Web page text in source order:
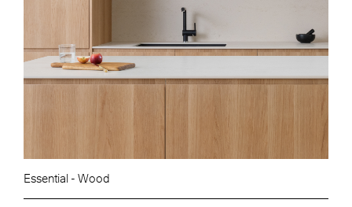
Essential - Wood